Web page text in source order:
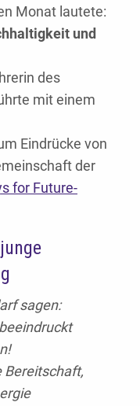
Monat lautete:
und
des
mit einem
Eindrücke von
der
for Future-
sagen:
Bereitschaft,